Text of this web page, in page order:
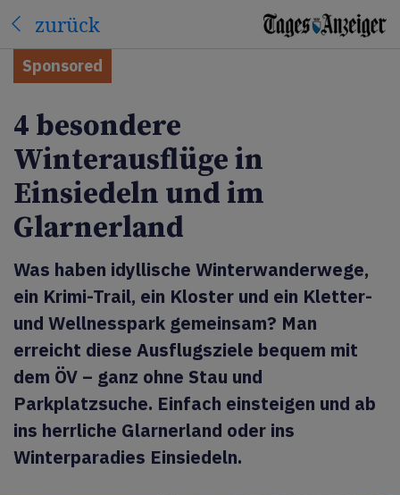
zurück
Sponsored
4 besondere
Winterausflüge in
Einsiedeln und im
Glarnerland
Was haben idyllische Winterwanderwege,
ein Krimi-Trail, ein Kloster und ein Kletter-
und Wellnesspark gemeinsam? Man
erreicht diese Ausflugsziele bequem mit
dem ÖV – ganz ohne Stau und
Parkplatzsuche. Einfach einsteigen und ab
ins herrliche Glarnerland oder ins
Winterparadies Einsiedeln.